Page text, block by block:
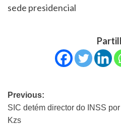
sede presidencial
Previous:
SIC detém director do INSS
Kzs